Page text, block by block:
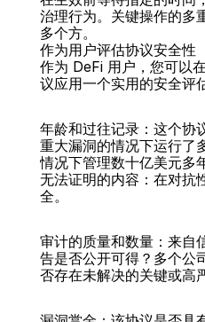
治理行为。关键操作的多
多个方。
作为用户评估协议安全性
作为 DeFi 用户，您可以
议应用一个实用的安全评
年龄和过往记录：这个协
重大漏洞的情况下运行了
情况下管理数十亿美元多
无法证明的内容：在对抗
全。
审计的质量和数量：来自
告是否公开可得？多个公
否存在未解决的关键或高